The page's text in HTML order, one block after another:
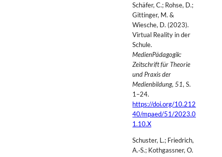
Schäfer, C.; Rohse, D.;
Gittinger, M. &
Wiesche, D. (2023).
Virtual Reality in der
Schule.
MedienPädagogik:
Zeitschrift für Theorie
und Praxis der
Medienbildung,51, S.
1–24.
https://doi.org/10.212
40/mpaed/51/2023.0
1.10.X
Schuster, L.; Friedrich,
A.‑S.; Kothgassner, O.